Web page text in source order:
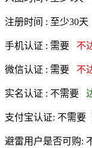
注册时间 : 至少30天
手机认证 : 需要 不
微信认证 : 需要 不
实名认证 : 不需要
支付宝认证: 不需要
避雷用户是否可购: